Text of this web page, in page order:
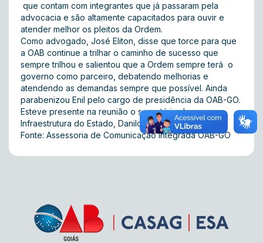
que contam com integrantes que já passaram pela
advocacia e são altamente capacitados para ouvir e
atender melhor os pleitos da Ordem.
Como advogado, José Eliton, disse que torce para que
a OAB continue a trilhar o caminho de sucesso que
sempre trilhou e salientou que a Ordem sempre terá o
governo como parceiro, debatendo melhorias e
atendendo as demandas sempre que possível. Ainda
parabenizou Enil pelo cargo de presidência da OAB-GO.
Esteve presente na reunião o secretário de
Infraestrutura do Estado, Danilo de Freitas.
Fonte: Assessoria de Comunicação Integrada OAB-GO